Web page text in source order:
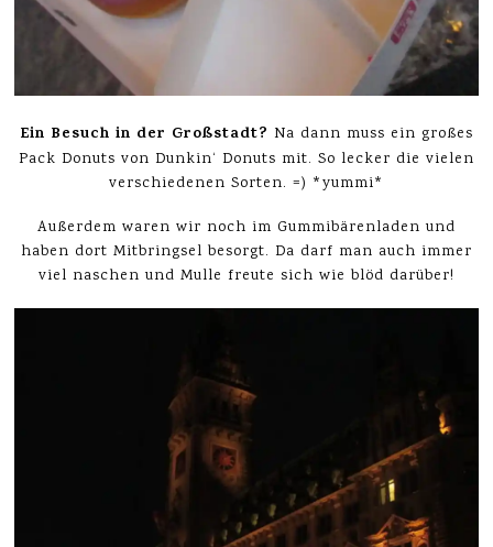
Ein Besuch in der Großstadt? Na dann muss ein großes
Pack Donuts von Dunkin‘ Donuts mit. So lecker die vielen
verschiedenen Sorten. =) *yummi*
Außerdem waren wir noch im Gummibärenladen und
haben dort Mitbringsel besorgt. Da darf man auch immer
viel naschen und Mulle freute sich wie blöd darüber!